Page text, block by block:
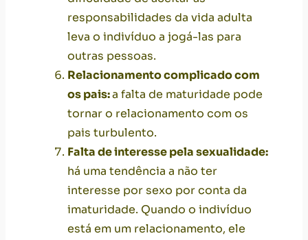
responsabilidades da vida adulta
leva o indivíduo a jogá-las para
outras pessoas.
Relacionamento complicado com
os pais:a falta de maturidade pode
tornar o relacionamento com os
pais turbulento.
Falta de interesse pela sexualidade:
há uma tendência a não ter
interesse por sexo por conta da
imaturidade. Quando o indivíduo
está em um relacionamento, ele